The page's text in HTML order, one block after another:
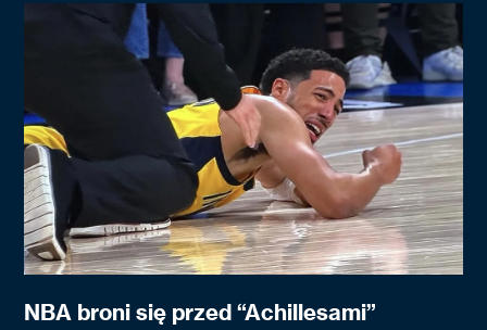
NBA broni się przed “Achillesami”